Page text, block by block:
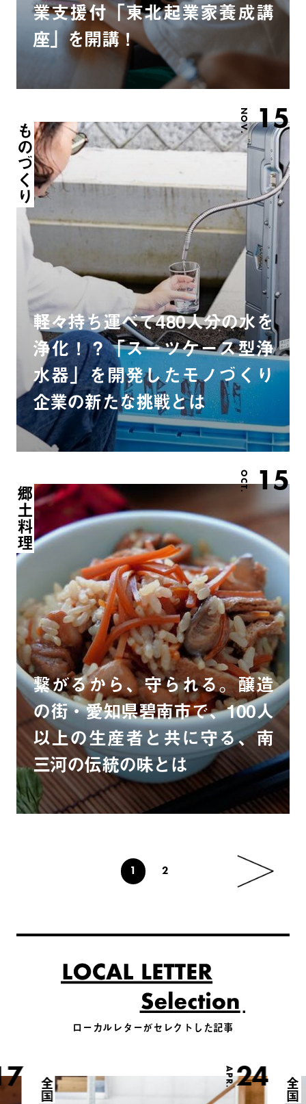
業支援付「東北起業家養成講
座」を開講！
NOV. 15
ものづくり
軽々持ち運べて480人分の水を
浄化！？「スーツケース型浄
水器」を開発したモノづくり
企業の新たな挑戦とは
OCT. 15
郷土料理
繋がるから、守られる。醸造
の街・愛知県碧南市で、100人
以上の生産者と共に守る、南
三河の伝統の味とは
1 2
ローカルレターがセレクトした記事
APR.24
全国 全国